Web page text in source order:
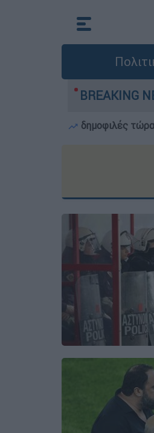
BREAKING
- Ολοκληρώθηκαν 325
δημοφιλές